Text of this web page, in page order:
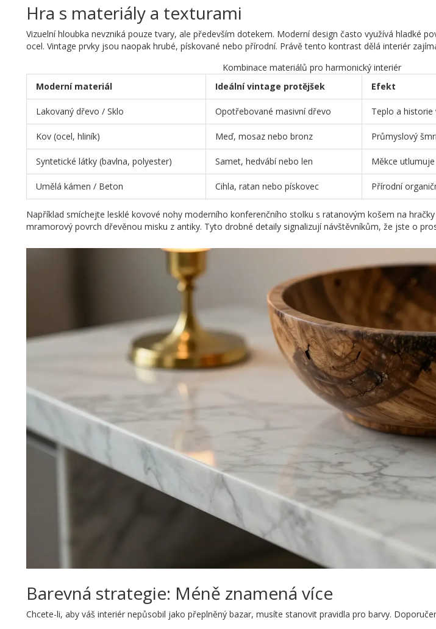
Hra s materiály a texturami
Vizuelní hloubka nevzniká pouze tvary, ale především dotekem. Moderní design často využívá hladké
ocel. Vintage prvky jsou naopak hrubé, pískované nebo přírodní. Právě tento kontrast dělá interiér
Kombinace materiálů pro harmonický interiér
Moderní materiál
Ideální vintage protějšek Efekt
Lakovaný dřevo / Sklo Opotřebované masivní dřevo Teplo a historie
Kov (ocel, hliník) Meď, mosaz nebo bronz Průmyslový
Syntetické látky (bavlna, polyester) Samet, hedvábí nebo len Měkce
Umělá kámen / Beton Cihla, ratan nebo pískovec Přírodní
Například smíchejte lesklé kovové nohy moderního konferenčního stolku s ratanovým košem na
mramorový povrch dřevěnou misku z antiky. Tyto drobné detaily signalizují návštěvníkům, že jste o
Barevná strategie: Méně znamená více
Chcete-li, aby váš interiér nepůsobil jako přeplněný bazar, musíte stanovit pravidla pro barvy.